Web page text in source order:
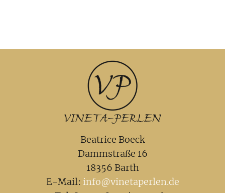
Beatrice Boeck
Dammstraße 16
18356 Barth
E-Mail: info@vinetaperlen.de